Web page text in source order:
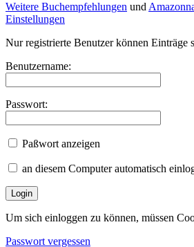
Weitere Buchempfehlungen und
Einstellungen
Nur registrierte Benutzer können Einträge
Benutzername:
Passwort:
Paßwort anzeigen
an diesem Computer automatisch
Login
Um sich einloggen zu können, müssen
Passwort vergessen